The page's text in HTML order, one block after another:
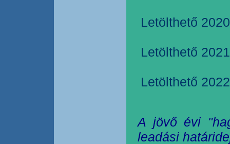
Letölthető
Letölthető
Letölthető
A jövő évi
leadási